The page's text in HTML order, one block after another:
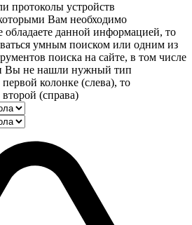
протоколы устройств
Вам необходимо
обладаете данной информацией, то
умным поиском или одним из
поиска на сайте, в том числе
Вы не нашли нужный тип
колонке (слева), то
(справа)